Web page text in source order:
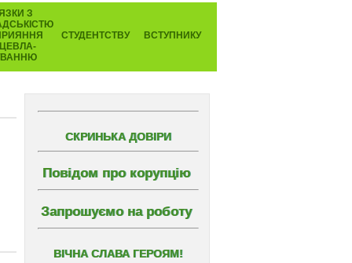
З
СТУДЕНТСТВУ ВСТУПНИКУ
СКРИНЬКА ДОВІРИ
Повідом про корупцію
Запрошуємо на роботу
ВІЧНА СЛАВА ГЕРОЯМ!